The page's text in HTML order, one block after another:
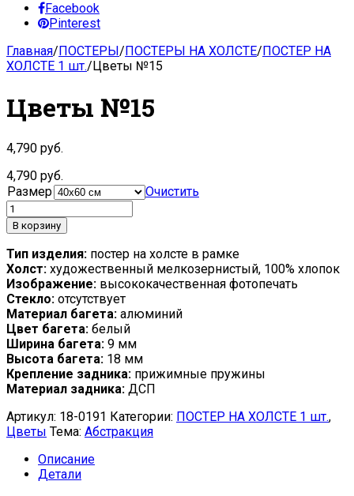
Facebook
Pinterest
Главная/ПОСТЕРЫ/ПОСТЕРЫ НА ХОЛСТЕ/ПОСТЕР НА
ХОЛСТЕ 1 шт./Цветы №15
Цветы №15
4,790 руб.
4,790 руб.
Размер
Очистить
В корзину
Тип изделия: постер на холсте в рамке
Холст: художественный мелкозернистый, 100% хлопок
Изображение: высококачественная фотопечать
Стекло: отсутствует
Материал багета: алюминий
Цвет багета: белый
Ширина багета: 9 мм
Высота багета: 18 мм
Крепление задника: прижимные пружины
Материал задника: ДСП
Артикул: 18-0191 Категории: ПОСТЕР НА ХОЛСТЕ 1 шт.,
Цветы Тема: Абстракция
Описание
Детали